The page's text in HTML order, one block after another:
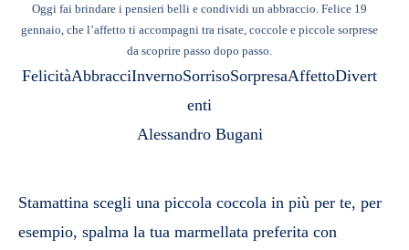
Oggi fai brindare i pensieri belli e condividi un abbraccio. Felice 19
gennaio, che l’affetto ti accompagni tra risate, coccole e piccole sorprese
da scoprire passo dopo passo.
FelicitàAbbracciInvernoSorrisoSorpresaAffettoDivert
enti
Alessandro Bugani
Stamattina scegli una piccola coccola in più per te, per
esempio, spalma la tua marmellata preferita con